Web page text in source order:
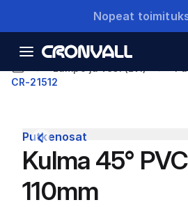
Nopeat
CR-21512
Putkenosat
Kulma 45°
110mm